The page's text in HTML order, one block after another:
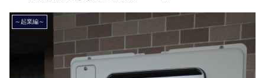
～起業編～